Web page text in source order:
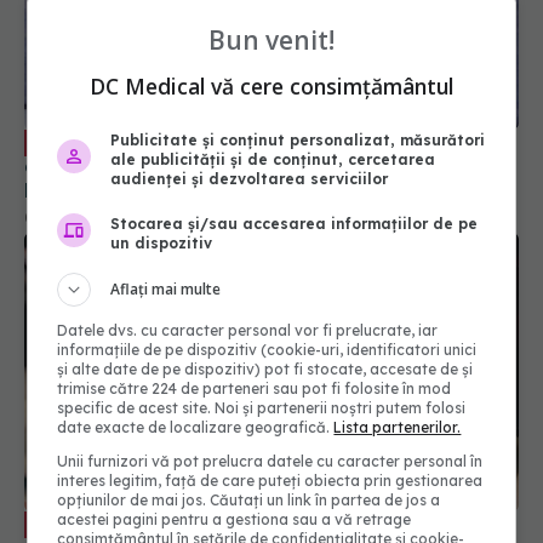
adolescentelor. Dr. Ciprian Cristescu: Nici măcar
buletin nu au
06 iun 2024, 23:47
EXCLUSIV Cauza care provoacă nașterea
prematură. Dr. Cornelia Preda: Mi se pare
interesant și e o chestie istorică. Normal că nu
Bun venit!
DC Medical vă cere consimțământul
Publicitate și conținut personalizat, măsurători
ale publicității și de conținut, cercetarea
audienței și dezvoltarea serviciilor
Stocarea și/sau accesarea informațiilor de pe
un dispozitiv
Aflați mai multe
Datele dvs. cu caracter personal vor fi prelucrate, iar
informațiile de pe dispozitiv (cookie-uri, identificatori unici
și alte date de pe dispozitiv) pot fi stocate, accesate de și
trimise către 224 de parteneri sau pot fi folosite în mod
specific de acest site. Noi și partenerii noștri putem folosi
date exacte de localizare geografică.Lista partenerilor.
Unii furnizori vă pot prelucra datele cu caracter personal în
interes legitim, față de care puteți obiecta prin gestionarea
opțiunilor de mai jos. Căutați un link în partea de jos a
acestei pagini pentru a gestiona sau a vă retrage
consimțământul în setările de confidențialitate și cookie-